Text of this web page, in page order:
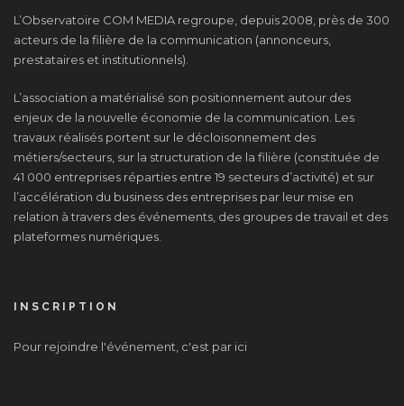
L’Observatoire COM MEDIA regroupe, depuis 2008, près de 300
acteurs de la filière de la communication (annonceurs,
prestataires et institutionnels).
L’association a matérialisé son positionnement autour des
enjeux de la nouvelle économie de la communication. Les
travaux réalisés portent sur le décloisonnement des
métiers/secteurs, sur la structuration de la filière (constituée de
41 000 entreprises réparties entre 19 secteurs d’activité) et sur
l’accélération du business des entreprises par leur mise en
relation à travers des événements, des groupes de travail et des
plateformes numériques.
INSCRIPTION
Pour rejoindre l'événement, c'est par ici